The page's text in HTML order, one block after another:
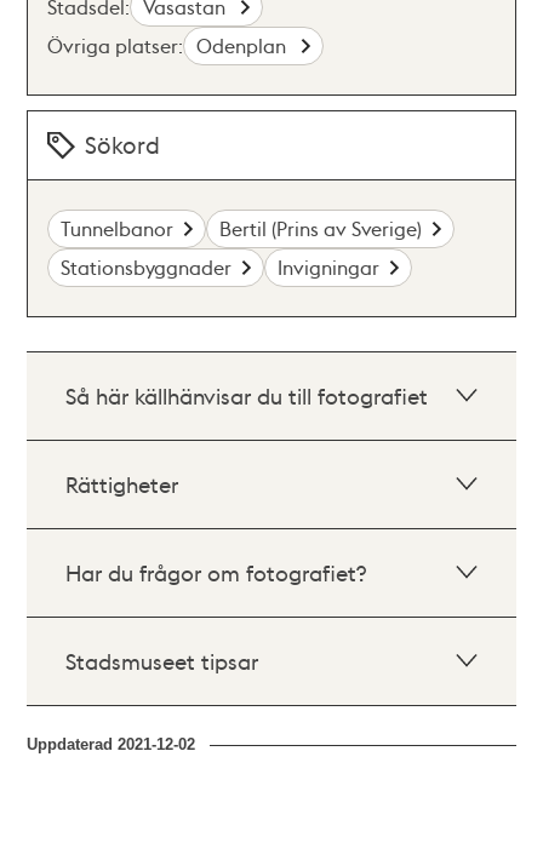
Stadsdel: Vasastan
Övriga platser: Odenplan
Sökord
Tunnelbanor
Bertil (Prins av Sverige)
Stationsbyggnader
Invigningar
Så här källhänvisar du till fotografiet
Rättigheter
Har du frågor om fotografiet?
Stadsmuseet tipsar
Uppdaterad2021-12-02